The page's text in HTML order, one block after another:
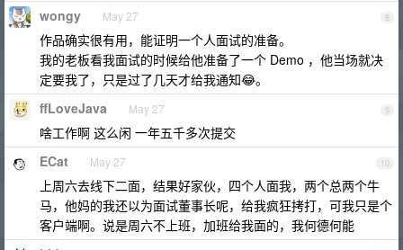
8
wongy May 27
作品确实很有用，能证明一个人面试的准备。
我的老板看我面试的时候给他准备了一个 Demo ，他当场就决
定要我了，只是过了几天才给我通知😂。
9
ffLoveJava May 27
啥工作啊 这么闲 一年五千多次提交
10
ECat May 27
上周六去线下二面，结果好家伙，四个人面我，两个总两个牛
马，他妈的我还以为面试董事长呢，给我疯狂拷打，可我只是个
客户端啊。说是周六不上班，加班给我面的，我何德何能